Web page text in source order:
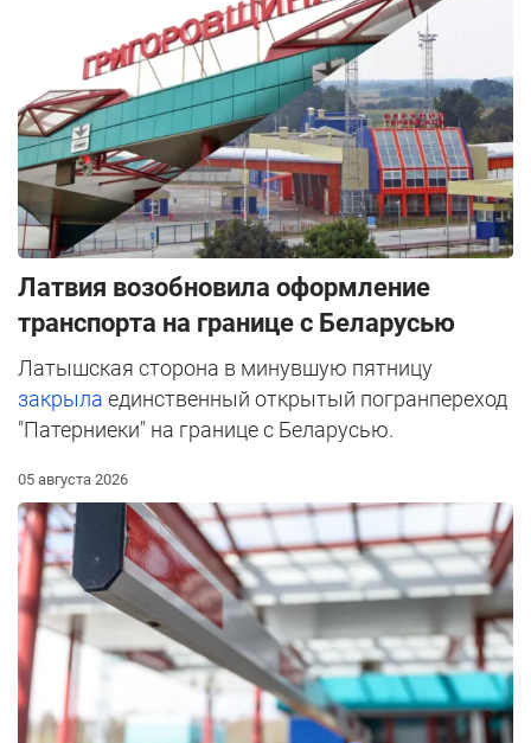
Латвия возобновила оформление
транспорта на границе с Беларусью
Латышская сторона в минувшую пятницу
закрыла единственный открытый погранпереход
"Патерниеки" на границе с Беларусью.
05 августа 2026